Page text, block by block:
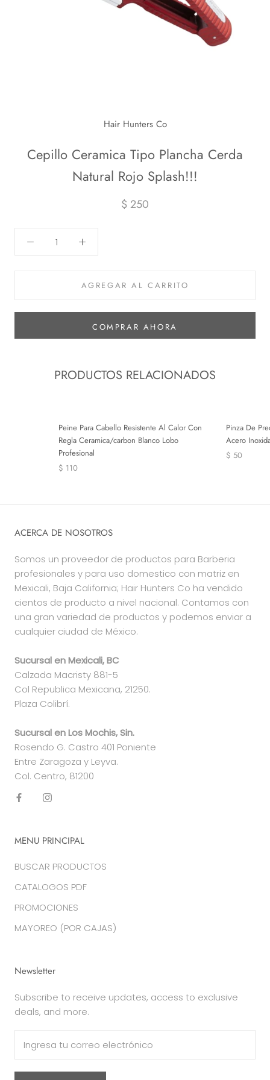
Hair Hunters Co
Cepillo Ceramica Tipo Plancha Cerda
Natural Rojo Splash!!!
$ 250
AGREGAR AL CARRITO
COMPRAR AHORA
PRODUCTOS RELACIONADOS
Peine Para Cabello Resistente Al Calor Con
Regla Ceramica/carbon Blanco Lobo
Profesional
$ 110
Pinza De
Acero
$ 50
ACERCA DE NOSOTROS
Somos un proveedor de productos para Barberia
profesionales y para uso domestico con matriz en
Mexicali, Baja California; Hair Hunters Co ha vendido
cientos de producto a nivel nacional. Contamos con
una gran variedad de productos y podemos enviar a
cualquier ciudad de México.
Sucursal en Mexicali, BC
Calzada Macristy 881-5
Col Republica Mexicana, 21250.
Plaza Colibrí.
Sucursal en Los Mochis, Sin.
Rosendo G. Castro 401 Poniente
Entre Zaragoza y Leyva.
Col. Centro, 81200
MENU PRINCIPAL
BUSCAR PRODUCTOS
CATALOGOS PDF
PROMOCIONES
MAYOREO (POR CAJAS)
Newsletter
Subscribe to receive updates, access to exclusive
deals, and more.